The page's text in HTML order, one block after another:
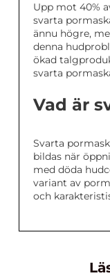
Upp mot 40%
svarta
ännu högre,
denna
ökad
svarta
Vad är
Svarta
bildas när
med döda
variant av
och